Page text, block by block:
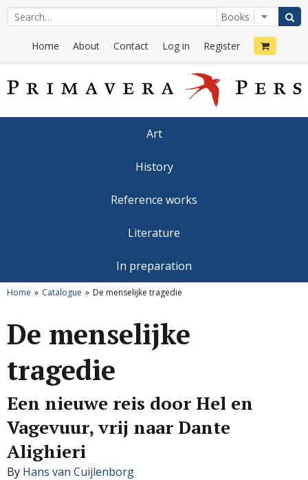
Home About Contact Log in Register
Art
History
Reference works
Literature
In preparation
Home Catalogue De menselijke tragedie
De menselijke
tragedie
Een nieuwe reis door Hel en
Vagevuur, vrij naar Dante
Alighieri
By Hans van Cuijlenborg